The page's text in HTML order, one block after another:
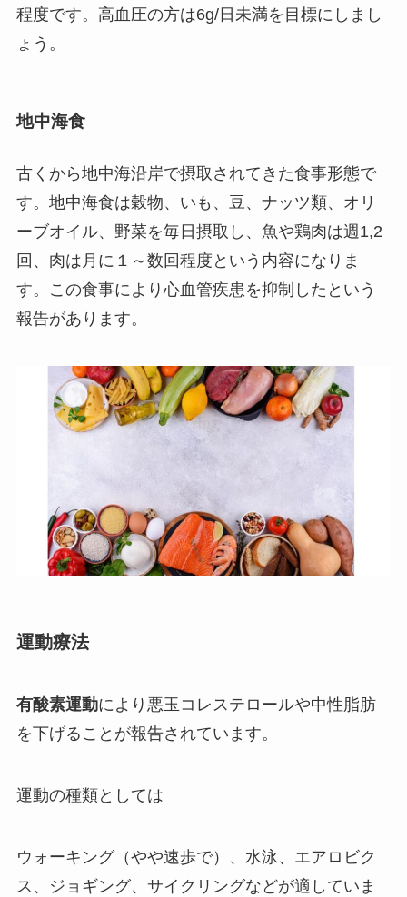
程度です。高血圧の方は6g/日未満を目標にしまし
ょう。
地中海食
古くから地中海沿岸で摂取されてきた食事形態で
す。地中海食は穀物、いも、豆、ナッツ類、オリ
ーブオイル、野菜を毎日摂取し、魚や鶏肉は週1,2
回、肉は月に１～数回程度という内容になりま
す。この食事により心血管疾患を抑制したという
報告があります。
運動療法
有酸素運動により悪玉コレステロールや中性脂肪
を下げることが報告されています。
運動の種類としては
ウォーキング（やや速歩で）、水泳、エアロビク
ス、ジョギング、サイクリングなどが適していま